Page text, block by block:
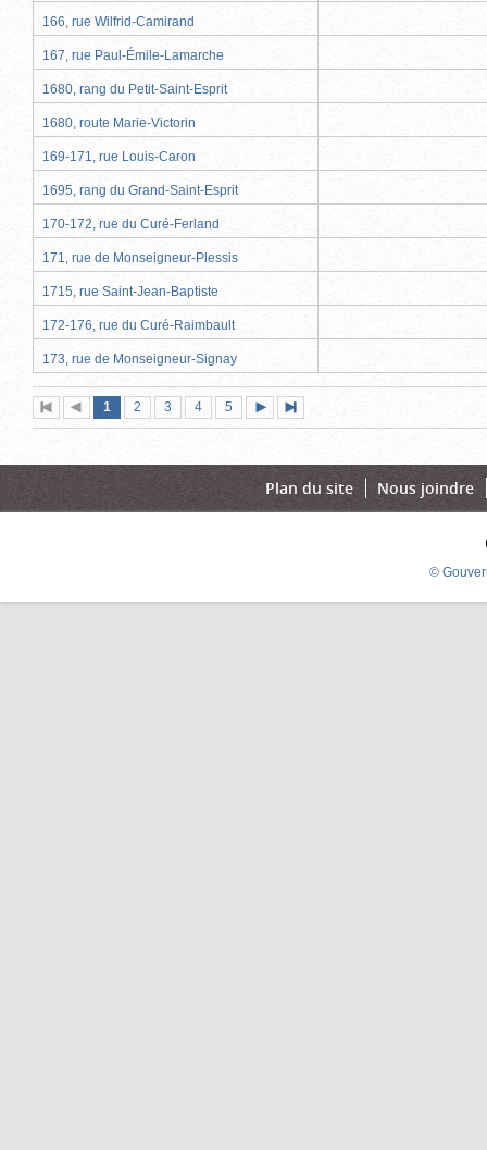
166, rue Wilfrid-Camirand
167, rue Paul-Émile-Lamarche
1680, rang du Petit-Saint-Esprit
1680, route Marie-Victorin
169-171, rue Louis-Caron
1695, rang du Grand-Saint-Esprit
170-172, rue du Curé-Ferland
171, rue de Monseigneur-Plessis
1715, rue Saint-Jean-Baptiste
172-176, rue du Curé-Raimbault
173, rue de Monseigneur-Signay
Première
page
Page
précédente
Page
1 (page
actuelle)
Page
2 Page
3 Page
4 Page
5
suivante
page
Plan du site Nous joindre
©